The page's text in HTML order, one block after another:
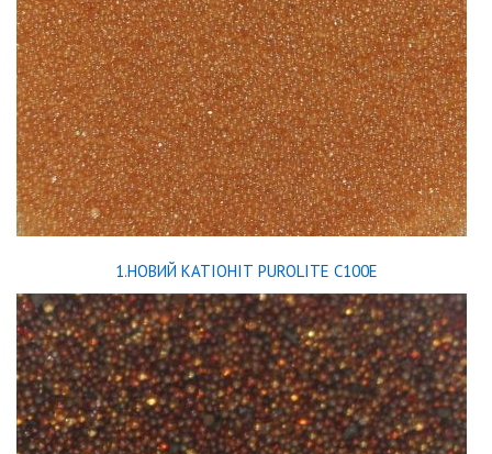
1.НОВИЙ КАТІОНІТ PUROLITE C100E